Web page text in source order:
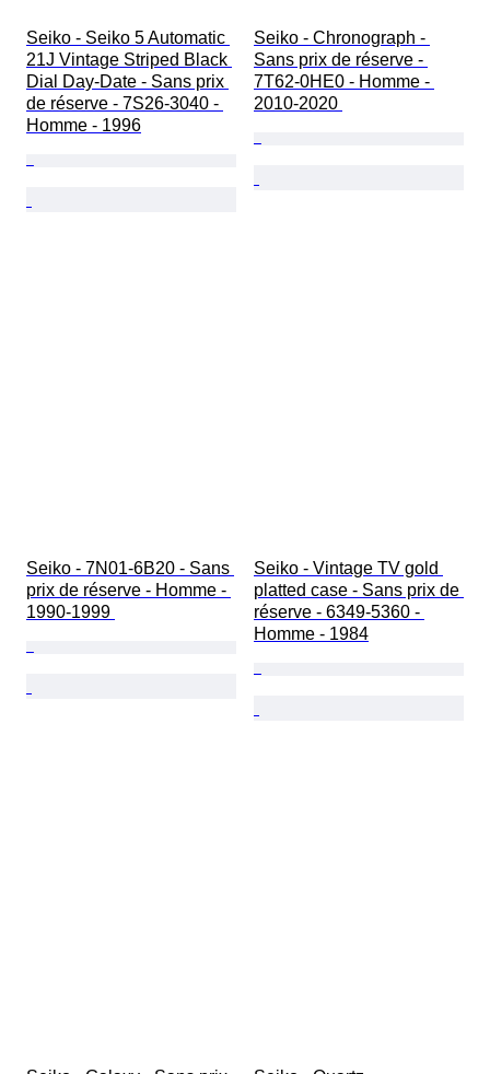
Seiko - Seiko 5 Automatic
21J Vintage Striped Black
Dial Day-Date - Sans prix
de réserve - 7S26-3040 -
Homme - 1996
Seiko - Chronograph -
Sans prix de réserve -
7T62-0HE0 - Homme -
2010-2020
Seiko - 7N01-6B20 - Sans
prix de réserve - Homme -
1990-1999
Seiko - Vintage TV gold
platted case - Sans prix de
réserve - 6349-5360 -
Homme - 1984